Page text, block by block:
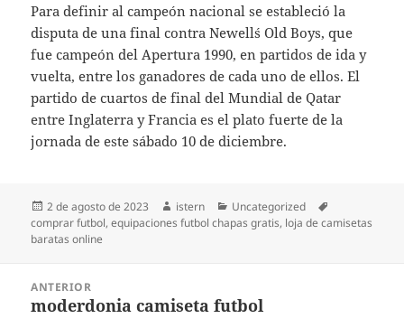
Para definir al campeón nacional se estableció la
disputa de una final contra Newell´s Old Boys, que
fue campeón del Apertura 1990, en partidos de ida y
vuelta, entre los ganadores de cada uno de ellos. El
partido de cuartos de final del Mundial de Qatar
entre Inglaterra y Francia es el plato fuerte de la
jornada de este sábado 10 de diciembre.
Publicado
el
2 de agosto de 2023 Autor
istern Categorías
Uncategorized
comprar futbol,equipaciones futbol chapas gratis, loja de camisetas
baratas online
entradas
ANTERIOR
Entrada
moderdonia camiseta futbol